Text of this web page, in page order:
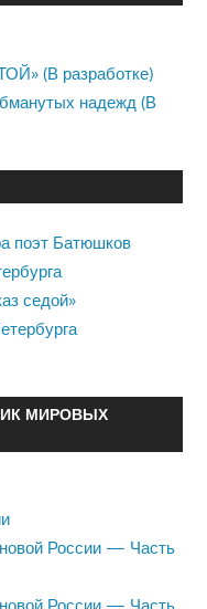
(В разработке)
надежд (В
поэт Батюшков
седой»
МИРОВЫХ
России — Часть